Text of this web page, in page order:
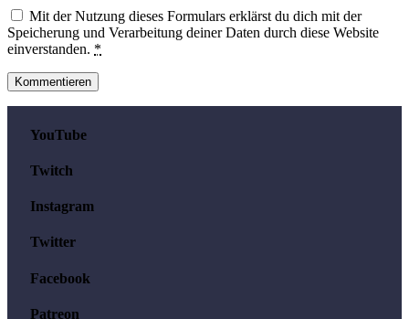
Mit der Nutzung dieses Formulars erklärst du dich mit der
Speicherung und Verarbeitung deiner Daten durch diese Website
einverstanden. *
YouTube
Twitch
Instagram
Twitter
Facebook
Patreon